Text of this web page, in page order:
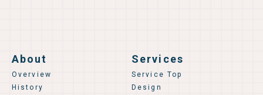
About
Overview
History
Services
Service Top
Design